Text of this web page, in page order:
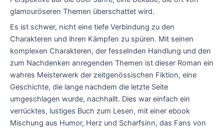
glamouröseren Themen überschattet wird.
Es ist schwer, nicht eine tiefe Verbindung zu den
Charakteren und ihren Kämpfen zu spüren. Mit seinen
komplexen Charakteren, der fesselnden Handlung und den
zum Nachdenken anregenden Themen ist dieser Roman ein
wahres Meisterwerk der zeitgenössischen Fiktion, eine
Geschichte, die lange nachdem die letzte Seite
umgeschlagen wurde, nachhallt. Dies war einfach ein
verrücktes, lustiges Buch zum Lesen, mit einer ebook
Mischung aus Humor, Herz und Scharfsinn, das Fans von